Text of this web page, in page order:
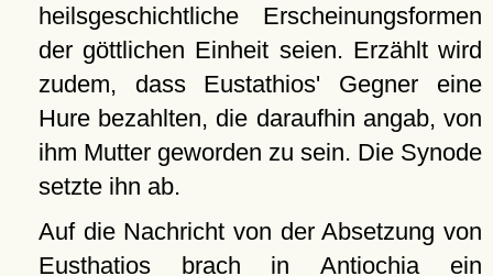
heilsgeschichtliche Erscheinungsformen
der göttlichen Einheit seien. Erzählt wird
zudem, dass Eustathios' Gegner eine
Hure bezahlten, die daraufhin angab, von
ihm Mutter geworden zu sein. Die Synode
setzte ihn ab.
Auf die Nachricht von der Absetzung von
Eusthatios brach inAntiochia ein